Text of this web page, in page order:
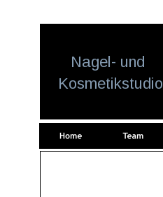
    Nagel- und
Kosmetikstudio